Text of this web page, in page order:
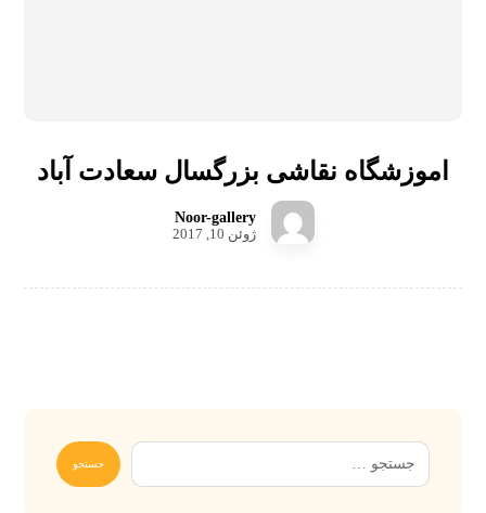
اموزشگاه نقاشی بزرگسال سعادت آباد
Noor-gallery
ژوئن 10, 2017